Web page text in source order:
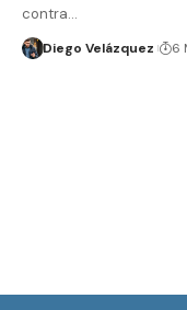
contra…
Diego Velázquez 6